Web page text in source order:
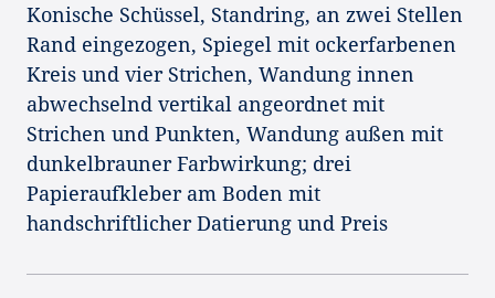
Konische Schüssel, Standring, an zwei Stellen
Rand eingezogen, Spiegel mit ockerfarbenen
Kreis und vier Strichen, Wandung innen
abwechselnd vertikal angeordnet mit
Strichen und Punkten, Wandung außen mit
dunkelbrauner Farbwirkung; drei
Papieraufkleber am Boden mit
handschriftlicher Datierung und Preis